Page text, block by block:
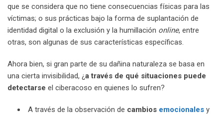
que se considera que no tiene consecuencias físicas para las
víctimas; o sus prácticas bajo la forma de suplantación de
identidad digital o la exclusión y la humillación online, entre
otras, son algunas de sus características específicas.
Ahora bien, si gran parte de su dañina naturaleza se basa en
una cierta invisibilidad, ¿a través de qué situaciones puede
detectarse el ciberacoso en quienes lo sufren?
A través de la observación de cambios emocionales y